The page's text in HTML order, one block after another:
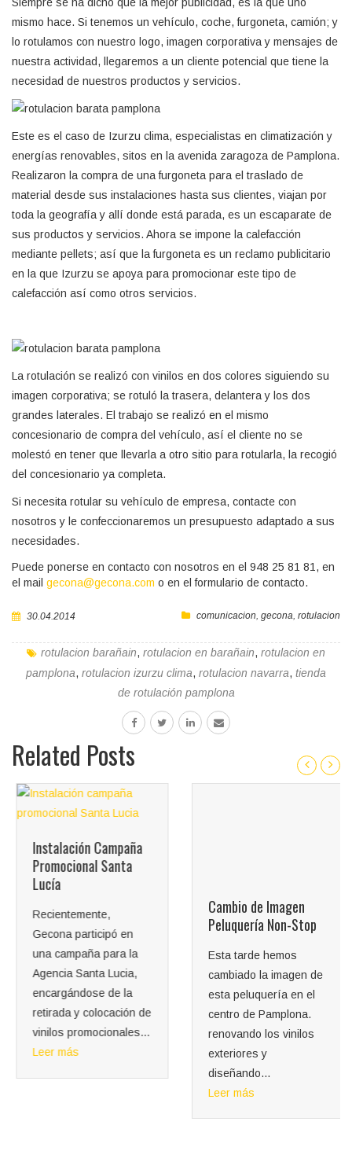
mismo hace. Si tenemos un vehículo, coche, furgoneta, camión; y
lo rotulamos con nuestro logo, imagen corporativa y mensajes de
nuestra actividad, llegaremos a un cliente potencial que tiene la
necesidad de nuestros productos y servicios.
Este es el caso de Izurzu clima, especialistas en climatización y
energías renovables, sitos en la avenida zaragoza de Pamplona.
Realizaron la compra de una furgoneta para el traslado de
material desde sus instalaciones hasta sus clientes, viajan por
toda la geografía y allí donde está parada, es un escaparate de
sus productos y servicios. Ahora se impone la calefacción
mediante pellets; así que la furgoneta es un reclamo publicitario
en la que Izurzu se apoya para promocionar este tipo de
calefacción así como otros servicios.
La rotulación se realizó con vinilos en dos colores siguiendo su
imagen corporativa; se rotuló la trasera, delantera y los dos
grandes laterales. El trabajo se realizó en el mismo
concesionario de compra del vehículo, así el cliente no se
molestó en tener que llevarla a otro sitio para rotularla, la recogió
del concesionario ya completa.
Si necesita rotular su vehículo de empresa, contacte con
nosotros y le confeccionaremos un presupuesto adaptado a sus
necesidades.
Puede ponerse en contacto con nosotros en el 948 25 81 81, en
el mail gecona@gecona.com o en el formulario de contacto.
30.04.2014 comunicacion, gecona, rotulacion
rotulacion barañain, rotulacion en barañain, rotulacion en
pamplona, rotulacion izurzu clima, rotulacion navarra, tienda
de rotulación pamplona
Related Posts
Instalación Campaña
Promocional Santa
Lucía
Recientemente,
Gecona participó en
una campaña para la
Agencia Santa Lucia,
encargándose de la
retirada y colocación de
vinilos promocionales...
Leer más
cambiado la imagen de
esta peluquería en el
centro de Pamplona.
renovando los vinilos
exteriores y
diseñando...
Leer más